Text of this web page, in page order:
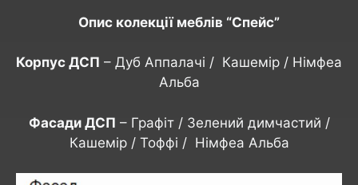
Опис колекції меблів “Спейс”
Корпус ДСП – Дуб Аппалачі / Кашемір / Німфеа
Альба
Фасади ДСП – Графіт / Зелений димчастий /
Кашемір / Тоффі / Німфеа Альба